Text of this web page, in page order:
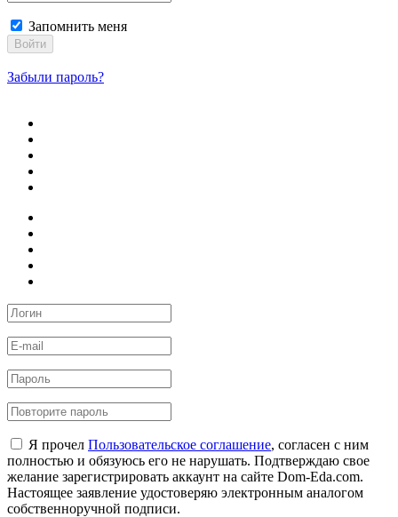
Запомнить меня
Войти
Забыли пароль?
Я прочел Пользовательское соглашение, согласен с ним
полностью и обязуюсь его не нарушать. Подтверждаю свое
желание зарегистрировать аккаунт на сайте Dom-Eda.com.
Настоящее заявление удостоверяю электронным аналогом
собственноручной подписи.